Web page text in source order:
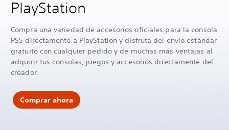
PlayStation
Compra una variedad de accesorios oficiales para la consola
PS5 directamente a PlayStation y disfruta del envío estándar
gratuito con cualquier pedido y de muchas más ventajas al
adquirir tus consolas, juegos y accesorios directamente del
creador.
Comprar ahora